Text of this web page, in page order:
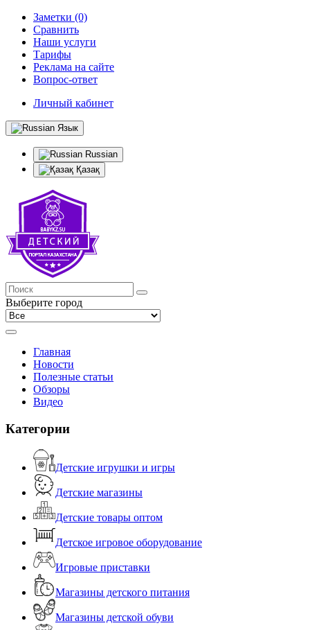
Заметки (0)
Сравнить
Наши услуги
Тарифы
Реклама на сайте
Вопрос-ответ
Личный кабинет
Язык
Russian
Қазақ
Выберите город
Главная
Новости
Полезные статьи
Обзоры
Видео
Категории
Детские игрушки и игры
Детские магазины
Детские товары оптом
Детское игровое оборудование
Игровые приставки
Магазины детского питания
Магазины детской обуви